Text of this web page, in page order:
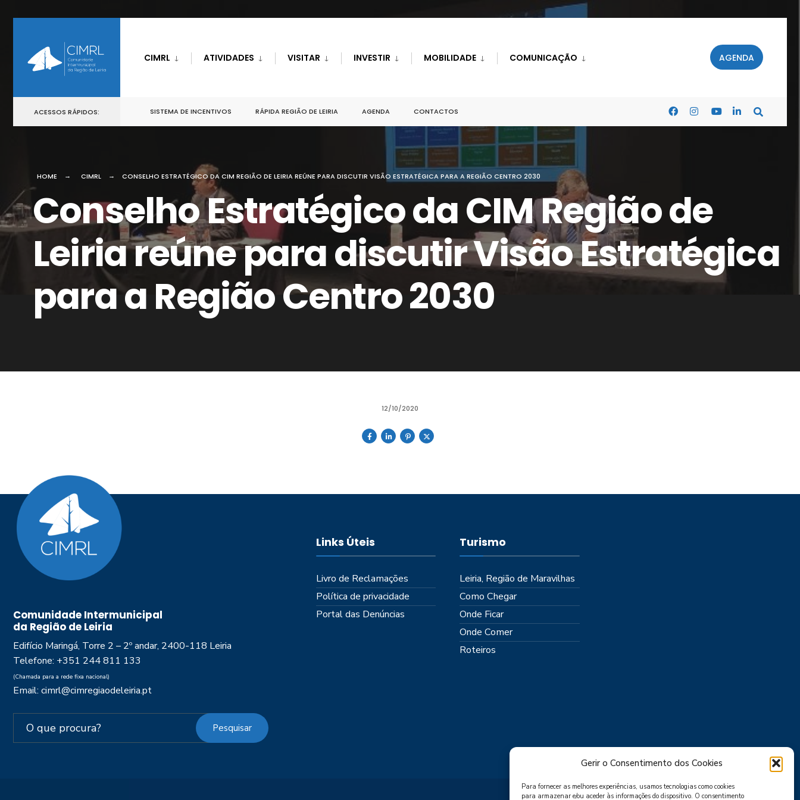
Gerir o Consentimento dos Cookies
Para fornecer as melhores experiências, usamos tecnologias como cookies
para armazenar e/ou aceder às informações do dispositivo. O consentimento
CIMRL ATIVIDADES VISITAR INVESTIR MOBILIDADE COMUNICAÇÃO AGENDA
ACESSOS RÁPIDOS: SISTEMA DE INCENTIVOS RÁPIDA REGIÃO DE LEIRIA AGENDA CONTACTOS
HOME CIMRL CONSELHO ESTRATÉGICO DA CIM REGIÃO DE LEIRIA REÚNE PARA DISCUTIR VISÃO ESTRATÉGICA PARA A REGIÃO CENTRO 2030
Conselho Estratégico da CIM Região de
Leiria reúne para discutir Visão Estratégica
para a Região Centro 2030
12/10/2020
Comunidade Intermunicipal
da Região de Leiria
Edifício Maringá, Torre 2 – 2º andar, 2400-118 Leiria
Telefone: +351 244 811 133
(Chamada para a rede fixa nacional)
Email: cimrl@cimregiaodeleiria.pt
Pesquisar
Links Úteis
Livro de Reclamações
Política de privacidade
Portal das Denúncias
Turismo
Leiria, Região de Maravilhas
Como Chegar
Onde Ficar
Onde Comer
Roteiros